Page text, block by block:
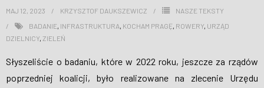
MAJ 12, 2023 KRZYSZTOF DAUKSZEWICZ
NASZE TEKSTY
BADANIE, INFRASTRUKTURA, KOCHAM PRAGĘ, ROWERY, URZĄD
DZIELNICY, ZIELEŃ
Słyszeliście o badaniu, które w 2022 roku, jeszcze za rządów
poprzedniej koalicji, było realizowane na zlecenie Urzędu